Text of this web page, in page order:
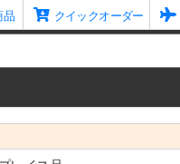
品 クイックオーダー